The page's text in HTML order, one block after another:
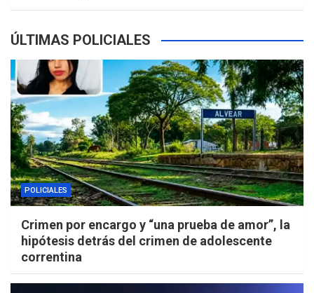
ÚLTIMAS POLICIALES
POLICIALES
Crimen por encargo y “una prueba de amor”, la
hipótesis detrás del crimen de adolescente
correntina